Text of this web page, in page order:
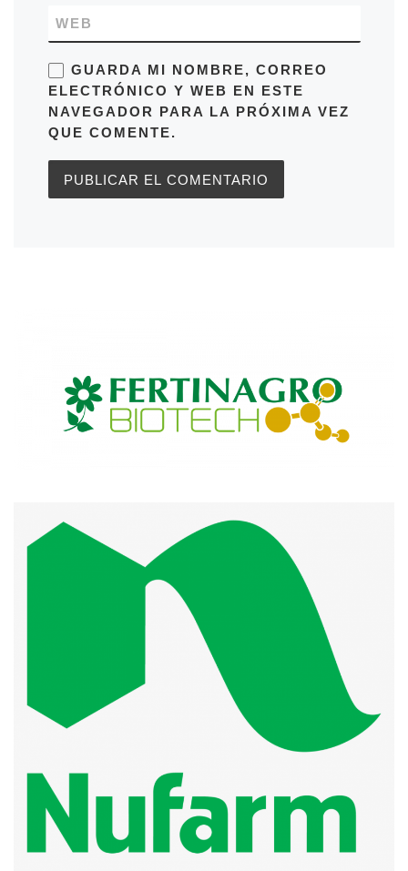
WEB
GUARDA MI NOMBRE, CORREO
ELECTRÓNICO Y WEB EN ESTE
NAVEGADOR PARA LA PRÓXIMA VEZ
QUE COMENTE.